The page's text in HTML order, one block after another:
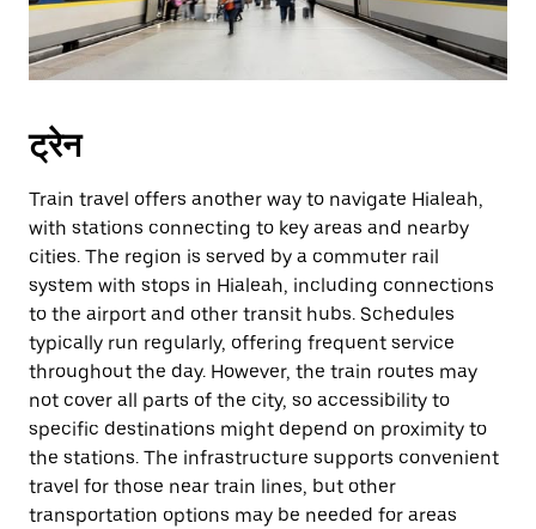
ट्रेन
Train travel offers another way to navigate Hialeah,
with stations connecting to key areas and nearby
cities. The region is served by a commuter rail
system with stops in Hialeah, including connections
to the airport and other transit hubs. Schedules
typically run regularly, offering frequent service
throughout the day. However, the train routes may
not cover all parts of the city, so accessibility to
specific destinations might depend on proximity to
the stations. The infrastructure supports convenient
travel for those near train lines, but other
transportation options may be needed for areas